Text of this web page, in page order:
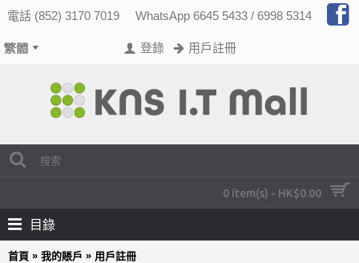
電話 (852) 3170 7019 WhatsApp 6645 5433 / 6998 5314
登錄 用戶註冊
0 item(s) - HK$0.00
目錄
首頁 » 我的賬戶 » 用戶註冊